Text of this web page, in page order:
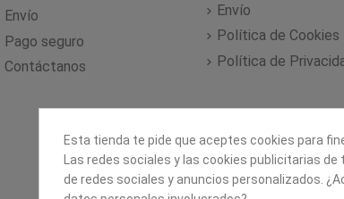
Envío
Pago seguro
Contáctanos
Envío
Política de Cookies
Política de
Esta tienda te pide que aceptes cookies para
Las redes sociales y las cookies publicitarias
de redes sociales y anuncios personalizados.